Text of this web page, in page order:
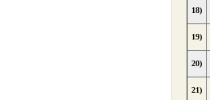
18)
19)
20)
21)